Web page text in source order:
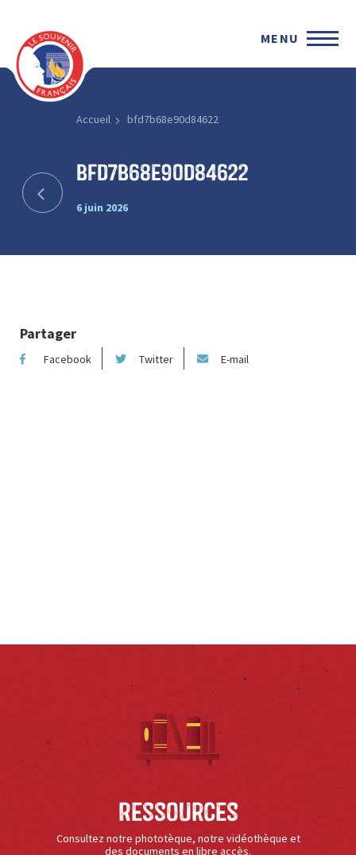
MENU
Accueil bfd7b68e90d84622
bfd7b68e90d84622
6 juin 2026
Partager
Facebook Twitter E-mail
Ressources
Consultez notre phototèque, notre vidéothèque et
des documents en libre accès.